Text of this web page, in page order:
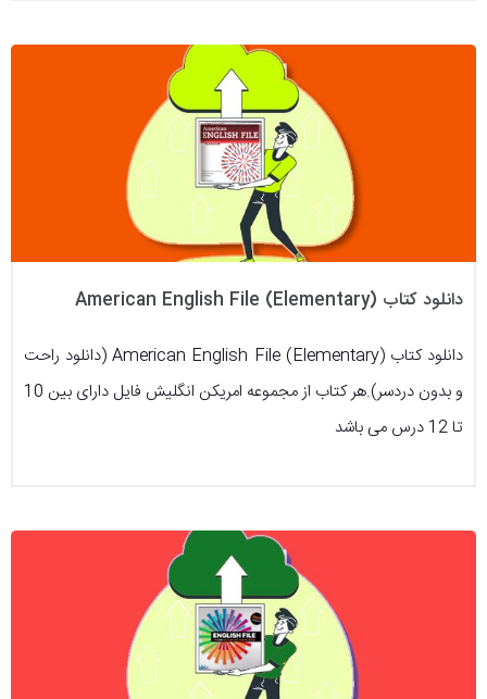
دانلود کتاب (American English File (Elementary
دانلود کتاب (American English File (Elementary (دانلود راحت
و بدون دردسر).هر کتاب از مجموعه امریکن انگلیش فایل دارای بین 10
تا 12 درس می باشد